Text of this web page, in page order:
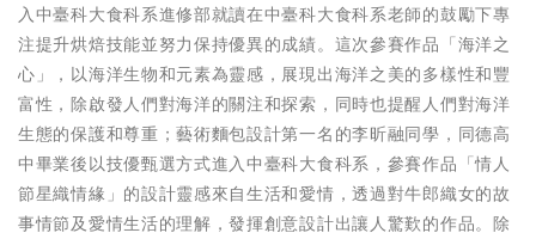
入中臺科大食科系進修部就讀在中臺科大食科系老師的鼓勵下專
注提升烘焙技能並努力保持優異的成績。這次參賽作品「海洋之
心」，以海洋生物和元素為靈感，展現出海洋之美的多樣性和豐
富性，除啟發人們對海洋的關注和探索，同時也提醒人們對海洋
生態的保護和尊重；藝術麵包設計第一名的李昕融同學，同德高
中畢業後以技優甄選方式進入中臺科大食科系，參賽作品「情人
節星織情緣」的設計靈感來自生活和愛情，透過對牛郎織女的故
事情節及愛情生活的理解，發揮創意設計出讓人驚歎的作品。除